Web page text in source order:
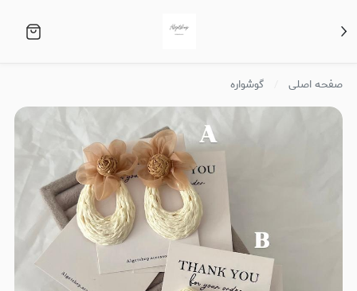
صفحه اصلی گوشواره